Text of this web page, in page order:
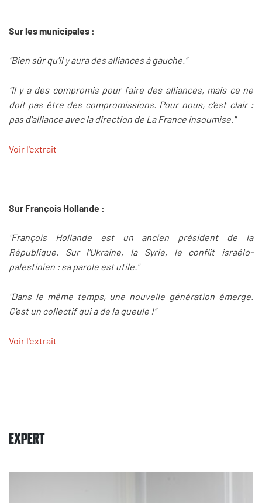
Sur les municipales :
"Bien sûr qu'il y aura des alliances à gauche."
"Il y a des compromis pour faire des alliances, mais ce ne
doit pas être des compromissions. Pour nous, c'est clair :
pas d'alliance avec la direction de La France insoumise."
Voir l'extrait
Sur François Hollande :
"François Hollande est un ancien président de la
République. Sur l'Ukraine, la Syrie, le conflit israélo-
palestinien : sa parole est utile."
"Dans le même temps, une nouvelle génération émerge.
C'est un collectif qui a de la gueule !"
Voir l'extrait
EXPERT